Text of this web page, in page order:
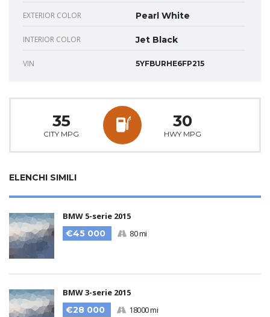
EXTERIOR COLOR Pearl White
INTERIOR COLOR Jet Black
VIN 5YFBURHE6FP215
35
CITY MPG
30
HWY MPG
ELENCHI SIMILI
BMW 5-serie 2015
€45 000
80 mi
BMW 3-serie 2015
€28 000
18000 mi